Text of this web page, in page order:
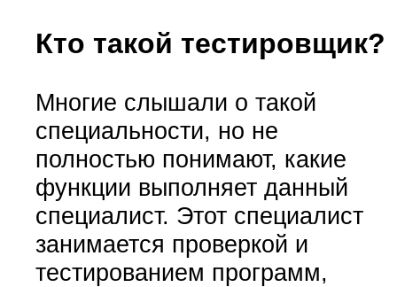
Кто такой тестировщик?
Многие слышали о такой
специальности, но не
полностью понимают, какие
функции выполняет данный
специалист. Этот специалист
занимается проверкой и
тестированием программ,